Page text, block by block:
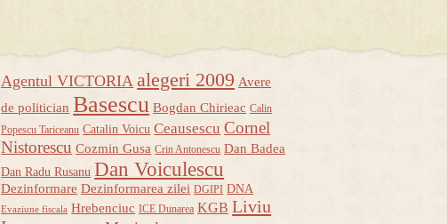
Agentul VICTORIA alegeri 2009 Avere
de politician Basescu Bogdan Chirieac Calin
Popescu Tariceanu Catalin Voicu Ceausescu Cornel
Nistorescu Cozmin Gusa Crin Antonescu Dan Badea
Dan Radu Rusanu Dan Voiculescu
Dezinformare Dezinformarea zilei DGIPI DNA
Evaziune fiscala Hrebenciuc ICE Dunarea KGB Liviu